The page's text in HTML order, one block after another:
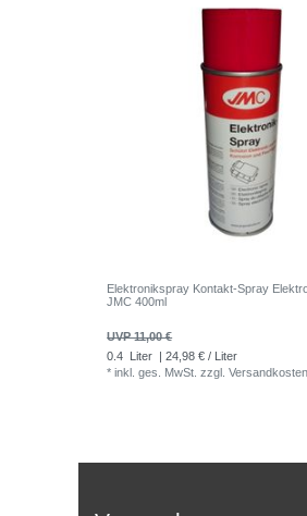
Elektronikspray Kontakt-Spray
JMC 400ml
UVP 11,00 €
0.4 Liter
| 24,98 € / Liter
*inkl. ges. MwSt. zzgl.Versandkosten